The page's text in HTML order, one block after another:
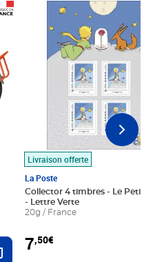
Ajouter au panier
Livraison offerte
La Poste
Collector 4 timbres - Le Petit
- Lettre Verte
20g / France
7,50€
Prix 7,50€